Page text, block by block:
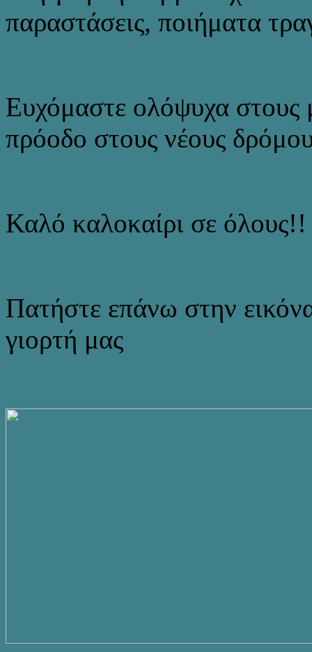
παραστάσεις, ποιήματα
Ευχόμαστε ολόψυχα στους
πρόοδο στους νέους
Καλό καλοκαίρι σε όλους!!
Πατήστε επάνω στην
γιορτή μας